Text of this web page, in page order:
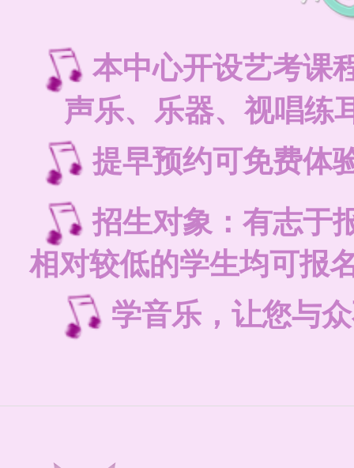
本中心开设艺考课
声乐、乐器、视唱练
提早预约可免费体
招生对象：有志于
相对较低的学生均可报
学音乐，让您与